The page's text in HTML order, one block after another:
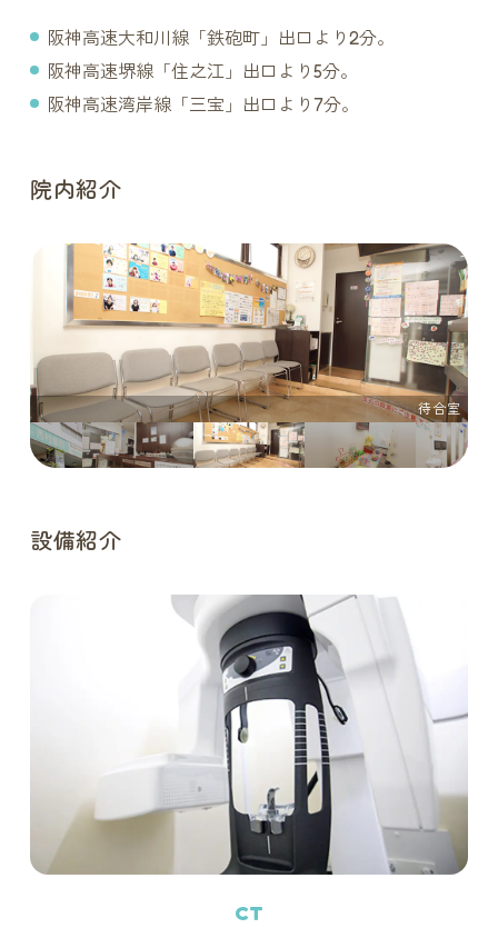
阪神高速大和川線「鉄砲町」出口より2分。
阪神高速堺線「住之江」出口より5分。
阪神高速湾岸線「三宝」出口より7分。
院内紹介
待合室
チャイルドスペース
設備紹介
CT